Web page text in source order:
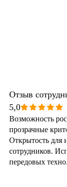
Отзыв
5,0
Возможность
прозрачные
Открытость для
сотрудников.
передовых